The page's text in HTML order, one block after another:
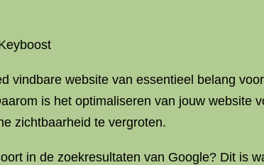
vindbare website van essentieel belang
is het optimaliseren van jouw website
zichtbaarheid te vergroten.
in de zoekresultaten van Google? Dit is